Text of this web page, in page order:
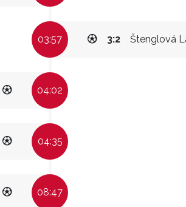
03:57 Štenglová
3:2
04:02
04:35
08:47